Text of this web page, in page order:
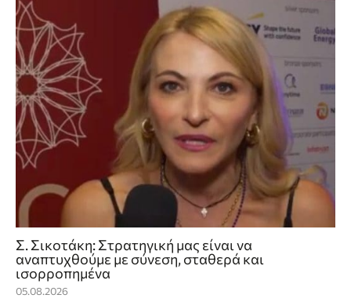
Σ. Σικοτάκη: Στρατηγική μας είναι να
αναπτυχθούμε με σύνεση, σταθερά και
ισορροπημένα
05.08.2026